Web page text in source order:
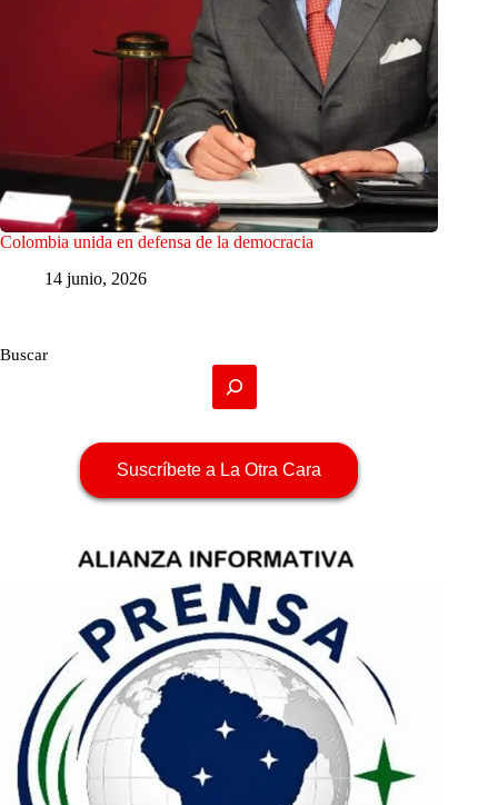
Colombia unida en defensa de la democracia
14 junio, 2026
Buscar
Suscríbete a La Otra Cara